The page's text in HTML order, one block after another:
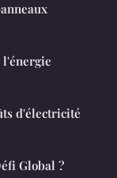
l'énergie
d'électricité
Global ?